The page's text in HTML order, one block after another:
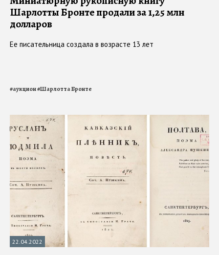
Шарлотты Бронте продали за 1,25 млн
долларов
Ее писательница создала в возрасте 13 лет
#аукцион#Шарлотта Бронте
22.04.2022